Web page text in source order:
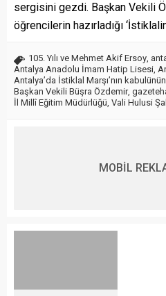
sergisini gezdi. Başkan Vekili
öğrencilerin hazırladığı
105. Yılı ve Mehmet Akif Ersoy,
Antalya Anadolu İmam Hatip Lisesi,
Antalya’da İstiklal Marşı’nın kabulünün
Başkan Vekili Büşra Özdemir,
İl Millî Eğitim Müdürlüğü, Vali Hulusi
MOBİL